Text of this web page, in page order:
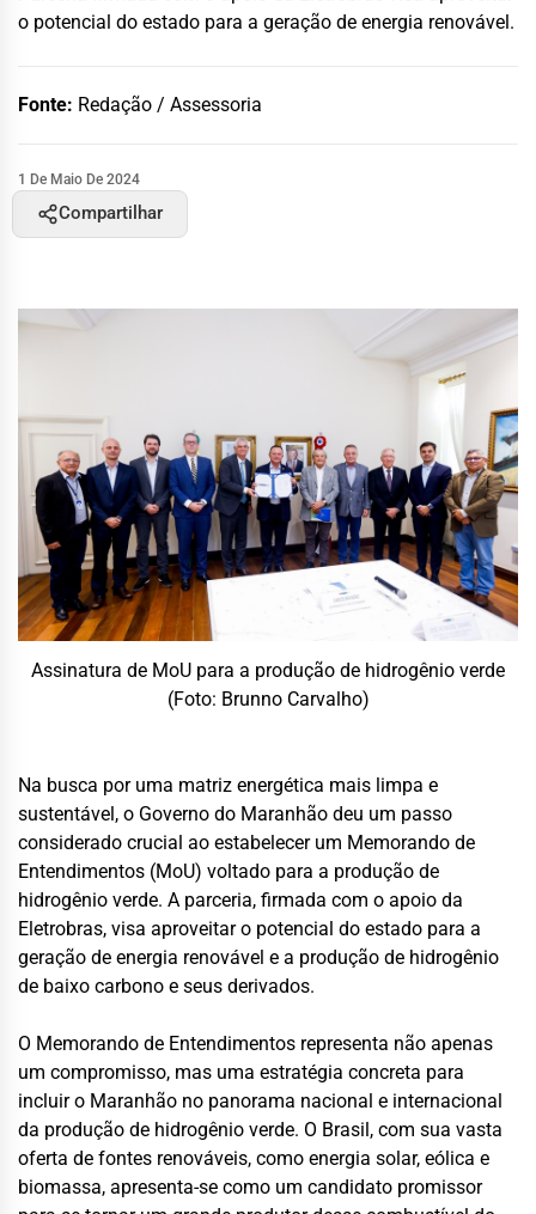
o potencial do estado para a geração de energia renovável.
Fonte: Redação / Assessoria
1 De Maio De 2024
Compartilhar
Assinatura de MoU para a produção de hidrogênio verde
(Foto: Brunno Carvalho)
Na busca por uma matriz energética mais limpa e
sustentável, o Governo do Maranhão deu um passo
considerado crucial ao estabelecer um Memorando de
Entendimentos (MoU) voltado para a produção de
hidrogênio verde. A parceria, firmada com o apoio da
Eletrobras, visa aproveitar o potencial do estado para a
geração de energia renovável e a produção de hidrogênio
de baixo carbono e seus derivados.
O Memorando de Entendimentos representa não apenas
um compromisso, mas uma estratégia concreta para
incluir o Maranhão no panorama nacional e internacional
da produção de hidrogênio verde. O Brasil, com sua vasta
oferta de fontes renováveis, como energia solar, eólica e
biomassa, apresenta-se como um candidato promissor